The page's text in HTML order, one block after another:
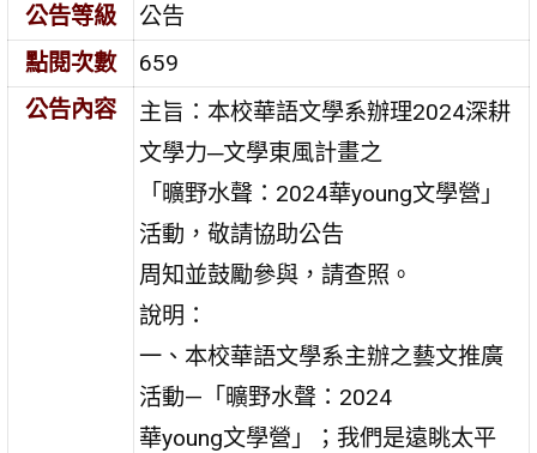
公告等級
公告
點閱次數
659
公告內容
主旨：本校華語文學系辦理2024深耕
文學力─文學東風計畫之
「曠野水聲：2024華young文學營」
活動，敬請協助公告
周知並鼓勵參與，請查照。
說明：
一、本校華語文學系主辦之藝文推廣
活動—「曠野水聲：2024
華young文學營」；我們是遠眺太平